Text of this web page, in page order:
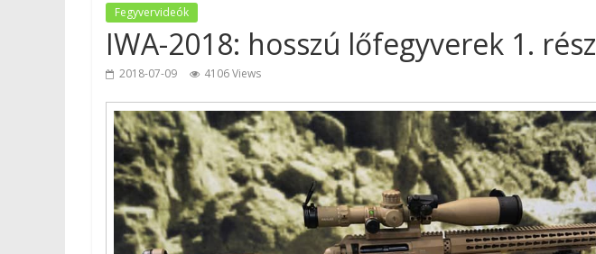
Fegyvervideók
IWA-2018: hosszú lőfegyverek 1. rész
2018-07-09 4106 Views